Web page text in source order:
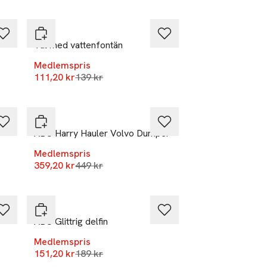
ABC
Val med vattenfontän
Medlemspris
111,20 krLägsta pris 30 dagar
139 kr
-20%
ABC
ABC Harry Hauler Volvo Dumper
Medlemspris
359,20 krLägsta pris 30 dagar
449 kr
-20%
ABC
ABC Glittrig delfin
Medlemspris
151,20 krLägsta pris 30 dagar
189 kr